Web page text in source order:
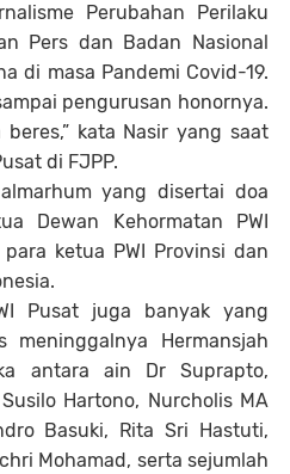
Perubahan Perilaku
Pers dan Badan Nasional
di masa Pandemi Covid-19.
pengurusan honornya.
kata Nasir yang saat
di FJPP.
yang disertai doa
Dewan Kehormatan PWI
ketua PWI Provinsi dan
Pusat juga banyak yang
meninggalnya Hermansjah
antara ain Dr Suprapto,
Hartono, Nurcholis MA
Basuki, Rita Sri Hastuti,
Mohamad, serta sejumlah